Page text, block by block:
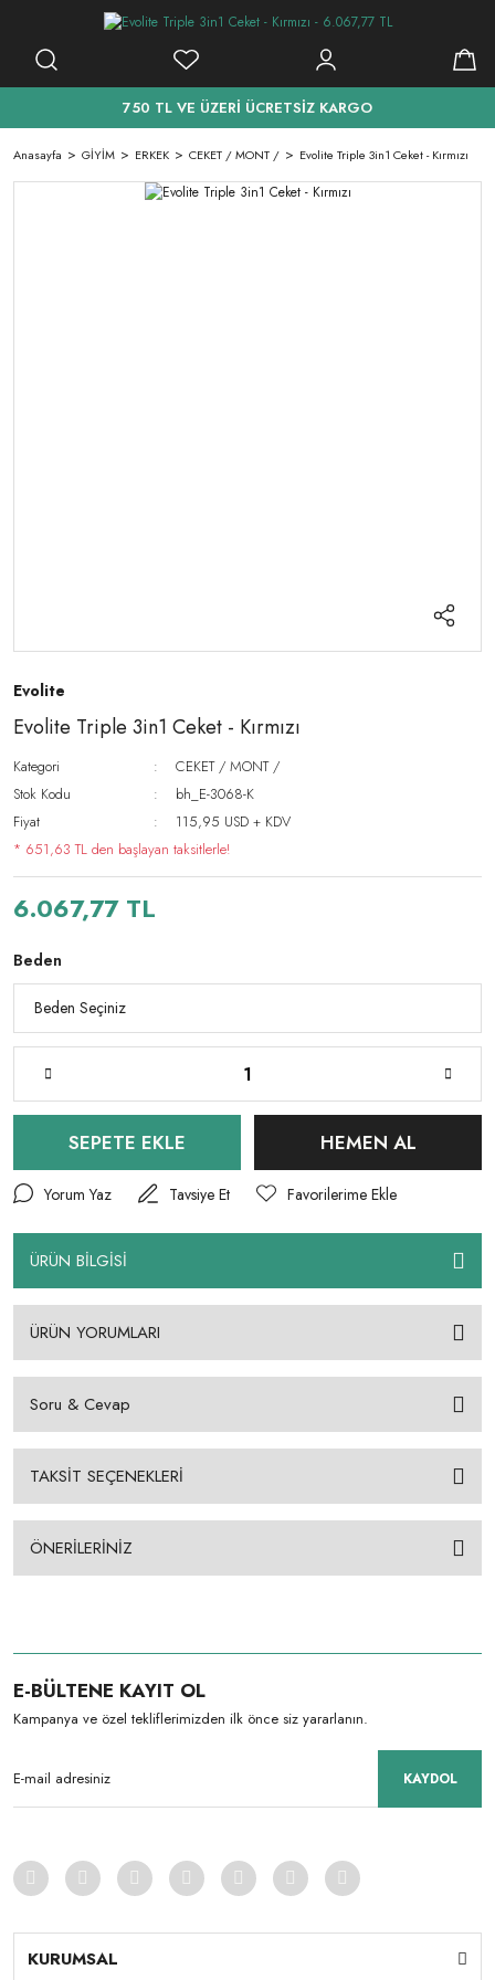
750 TL VE ÜZERİ ÜCRETSİZ KARGO
Anasayfa GİYİM ERKEK CEKET / MONT / Evolite Triple 3in1 Ceket - Kırmızı
Evolite
Evolite Triple 3in1 Ceket - Kırmızı
Kategori
CEKET / MONT /
Stok Kodu
bh_E-3068-K
Fiyat
115,95 USD + KDV
* 651,63 TL den başlayan taksitlerle!
6.067,77 TL
Beden
SEPETE EKLE HEMEN AL
Yorum Yaz Tavsiye Et
ÜRÜN BİLGİSİ
ÜRÜN YORUMLARI
Soru & Cevap
TAKSİT SEÇENEKLERİ
ÖNERİLERİNİZ
E-BÜLTENE KAYIT OL
Kampanya ve özel tekliflerimizden ilk önce siz yararlanın.
KAYDOL
KURUMSAL